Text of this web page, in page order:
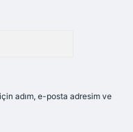
adım, e-posta adresim ve